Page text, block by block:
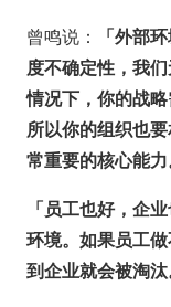
曾鸣说：
「外部
度不确定性，我
情况下，你的战
所以你的组织也
常重要的核心能力
「员工也好，企
环境。如果员工
到企业就会被淘汰